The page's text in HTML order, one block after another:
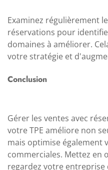
Examinez régulièrement
réservations pour
domaines à améliorer.
votre stratégie et
Conclusion
Gérer les ventes avec
votre TPE améliore non
mais optimise également
commerciales. Mettez en
regardez votre entreprise